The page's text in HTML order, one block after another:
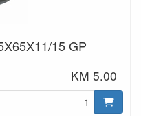
15 GP
KM 5.00